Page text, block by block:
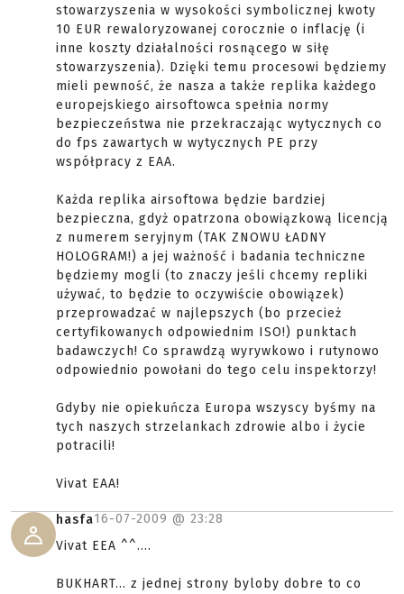
stowarzyszenia w wysokości symbolicznej kwoty
10 EUR rewaloryzowanej corocznie o inflację (i
inne koszty działalności rosnącego w siłę
stowarzyszenia). Dzięki temu procesowi będziemy
mieli pewność, że nasza a także replika każdego
europejskiego airsoftowca spełnia normy
bezpieczeństwa nie przekraczając wytycznych co
do fps zawartych w wytycznych PE przy
współpracy z EAA.
Każda replika airsoftowa będzie bardziej
bezpieczna, gdyż opatrzona obowiązkową licencją
z numerem seryjnym (TAK ZNOWU ŁADNY
HOLOGRAM!) a jej ważność i badania techniczne
będziemy mogli (to znaczy jeśli chcemy repliki
używać, to będzie to oczywiście obowiązek)
przeprowadzać w najlepszych (bo przecież
certyfikowanych odpowiednim ISO!) punktach
badawczych! Co sprawdzą wyrywkowo i rutynowo
odpowiednio powołani do tego celu inspektorzy!
Gdyby nie opiekuńcza Europa wszyscy byśmy na
tych naszych strzelankach zdrowie albo i życie
potracili!
Vivat EAA!
hasfa16-07-2009 @ 23:28
Vivat EEA ^^....
BUKHART... z jednej strony byloby dobre to co